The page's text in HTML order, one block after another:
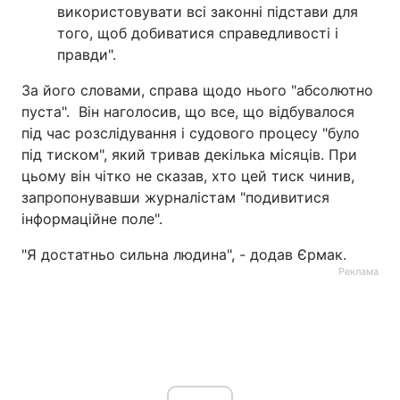
Тема оформлення
використовувати всі законні підстави для
того, щоб добиватися справедливості і
правди".
За його словами, справа щодо нього "абсолютно
пуста". Він наголосив, що все, що відбувалося
під час розслідування і судового процесу "було
під тиском", який тривав декілька місяців. При
цьому він чітко не сказав, хто цей тиск чинив,
запропонувавши журналістам "подивитися
інформаційне поле".
"Я достатньо сильна людина", - додав Єрмак.
Реклама